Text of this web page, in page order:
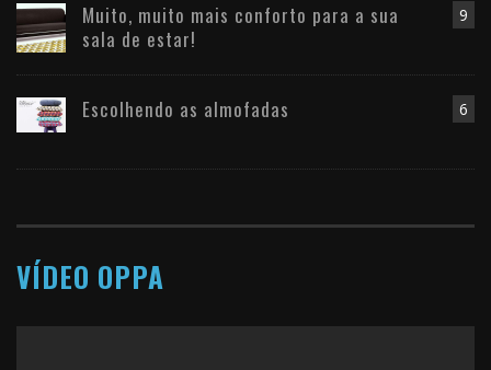
9
Muito, muito mais conforto para a sua
sala de estar!
6
Escolhendo as almofadas
VÍDEO OPPA